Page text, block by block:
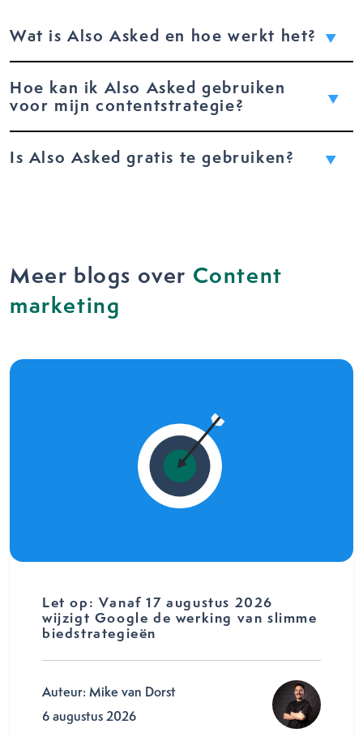
Wat is Also Asked en hoe werkt het?
Hoe kan ik Also Asked gebruiken
voor mijn contentstrategie?
Is Also Asked gratis te gebruiken?
Meer blogs over Content
marketing
Let op: Vanaf 17 augustus 2026
wijzigt Google de werking van slimme
biedstrategieën
Auteur: Mike van Dorst
6 augustus 2026